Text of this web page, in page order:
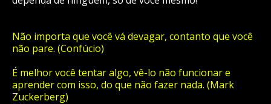
Não importa que você vá devagar, contanto que você
não pare. (Confúcio)
É melhor você tentar algo, vê-lo não funcionar e
aprender com isso, do que não fazer nada. (Mark
Zuckerberg)